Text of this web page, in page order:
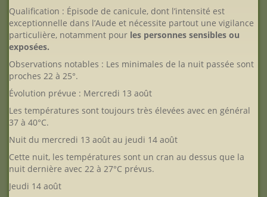
Qualification : Épisode de canicule, dont l’intensité est
exceptionnelle dans l’Aude et nécessite partout une vigilance
particulière, notamment pour les personnes sensibles ou
exposées.
Observations notables : Les minimales de la nuit passée sont
proches 22 à 25°.
Évolution prévue : Mercredi 13 août
Les températures sont toujours très élevées avec en général
37 à 40°C.
Nuit du mercredi 13 août au jeudi 14 août
Cette nuit, les températures sont un cran au dessus que la
nuit dernière avec 22 à 27°C prévus.
Jeudi 14 août